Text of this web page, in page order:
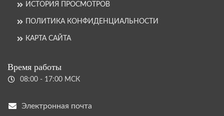
ИСТОРИЯ ПРОСМОТРОВ
ПОЛИТИКА КОНФИДЕНЦИАЛЬНОСТИ
КАРТА САЙТА
Время работы
08:00 - 17:00 МСК
Электронная почта